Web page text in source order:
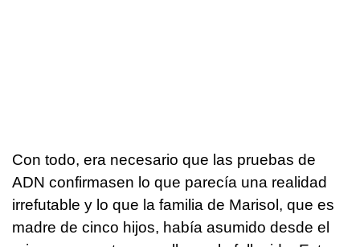
Con todo, era necesario que las pruebas de
ADN confirmasen lo que parecía una realidad
irrefutable y lo que la familia de Marisol, que es
madre de cinco hijos, había asumido desde el